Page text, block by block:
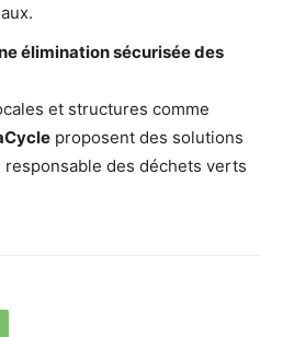
élimination sécurisée des
et structures comme
proposent des solutions
responsable des déchets verts